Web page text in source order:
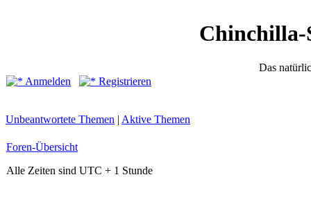
Chinchilla-
Das
Anmelden
Registrieren
Unbeantwortete Themen | Aktive Themen
Foren-Übersicht
Alle Zeiten sind UTC + 1 Stunde